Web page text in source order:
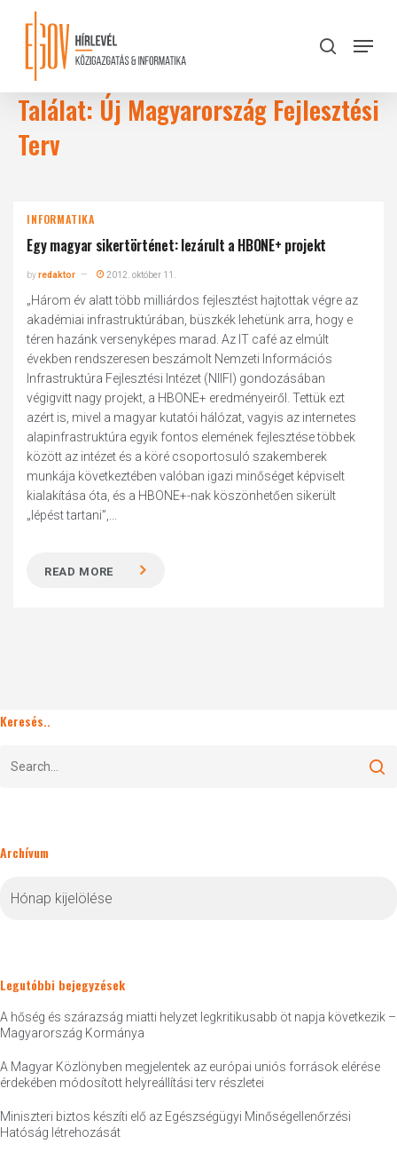
content
search
Menu
Találat: Új Magyarország Fejlesztési
Terv
INFORMATIKA
Egy magyar sikertörténet: lezárult a HBONE+ projekt
byredaktor 2012. október 11.
„Három év alatt több milliárdos fejlesztést hajtottak végre az
akadémiai infrastruktúrában, büszkék lehetünk arra, hogy e
téren hazánk versenyképes marad. Az IT café az elmúlt
években rendszeresen beszámolt Nemzeti Információs
Infrastruktúra Fejlesztési Intézet (NIIFI) gondozásában
végigvitt nagy projekt, a HBONE+ eredményeiről. Tettük ezt
azért is, mivel a magyar kutatói hálózat, vagyis az internetes
alapinfrastruktúra egyik fontos elemének fejlesztése többek
között az intézet és a köré csoportosuló szakemberek
munkája következtében valóban igazi minőséget képviselt
kialakítása óta, és a HBONE+-nak köszönhetően sikerült
„lépést tartani”,...
READ MORE
Keresés..
Archívum
Legutóbbi bejegyzések
A hőség és szárazság miatti helyzet legkritikusabb öt napja következik –
Magyarország Kormánya
A Magyar Közlönyben megjelentek az európai uniós források elérése
érdekében módosított helyreállítási terv részletei
Miniszteri biztos készíti elő az Egészségügyi Minőségellenőrzési
Hatóság létrehozását
Close